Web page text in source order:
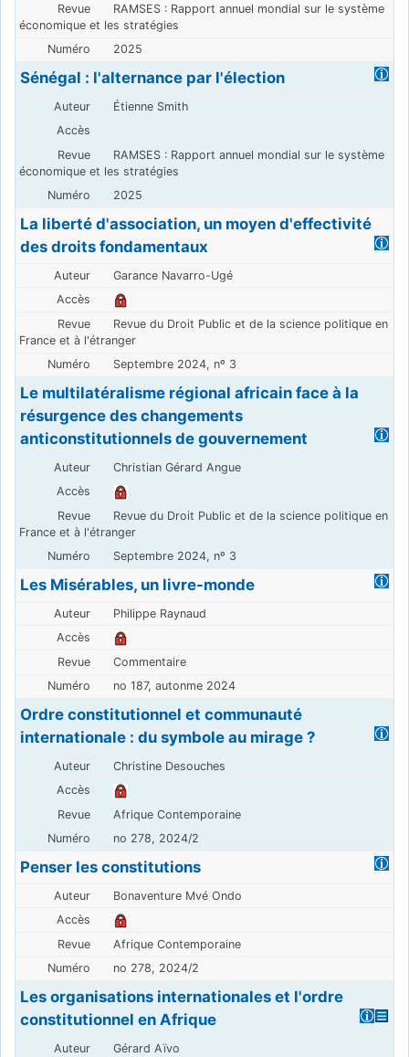
RAMSES : Rapport annuel mondial sur le système
économique et les stratégies
2025
Sénégal : l'alternance par l'élection
Étienne Smith
RAMSES : Rapport annuel mondial sur le système
économique et les stratégies
2025
La liberté d'association, un moyen d'effectivité
des droits fondamentaux
Garance Navarro-Ugé
Revue du Droit Public et de la science politique en
France et à l'étranger
Septembre 2024, nº 3
Le multilatéralisme régional africain face à la
résurgence des changements
anticonstitutionnels de gouvernement
Christian Gérard Angue
Revue du Droit Public et de la science politique en
France et à l'étranger
Septembre 2024, nº 3
Les Misérables, un livre-monde
Philippe Raynaud
Commentaire
no 187, autonme 2024
Ordre constitutionnel et communauté
internationale : du symbole au mirage ?
Christine Desouches
Afrique Contemporaine
no 278, 2024/2
Penser les constitutions
Bonaventure Mvé Ondo
Afrique Contemporaine
no 278, 2024/2
Les organisations internationales et l'ordre
constitutionnel en Afrique
Gérard Aïvo